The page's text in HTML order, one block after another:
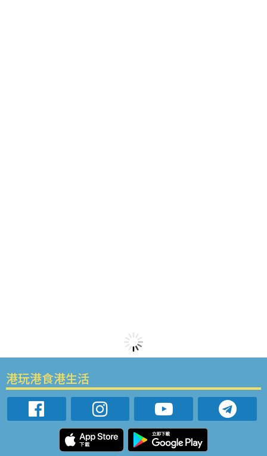
港玩港食港生活